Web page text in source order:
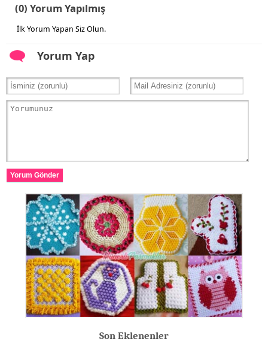
(0) Yorum Yapılmış
İlk Yorum Yapan Siz Olun.
Yorum Yap
Yorum Gönder
Son Eklenenler